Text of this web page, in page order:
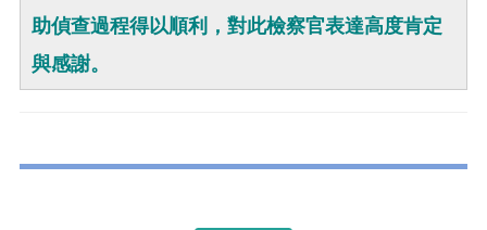
助偵查過程得以順利，對此檢察官表達高度肯定
與感謝。